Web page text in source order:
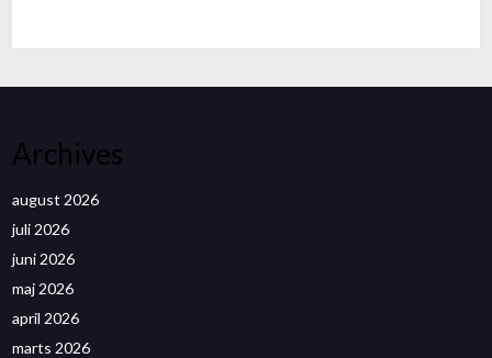
Archives
august 2026
juli 2026
juni 2026
maj 2026
april 2026
marts 2026